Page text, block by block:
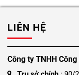
LIÊN HỆ
Công ty TNHH